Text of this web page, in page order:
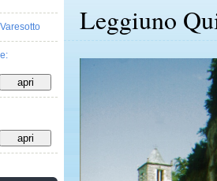
Leggiuno